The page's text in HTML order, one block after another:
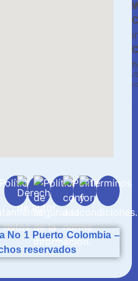
*
No 1 Puerto Colombia –
reservados